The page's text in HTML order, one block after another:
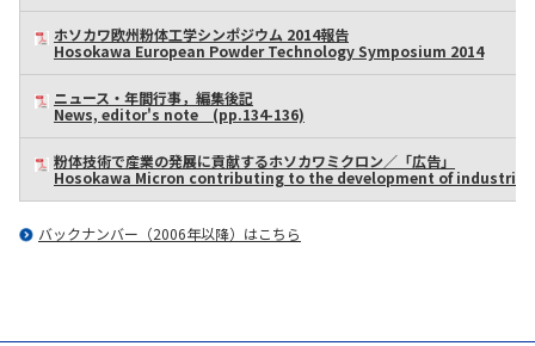
ホソカワ欧州粉体工学シンポジウム 2014報告
Hosokawa European Powder Technology Symposium 2014
ニュース・年間行事，編集後記
News, editor's note (pp.134-136)
粉体技術で産業の発展に貢献するホソカワミクロン／「広告」
Hosokawa Micron contributing to the development of
バックナンバー（2006年以降）はこちら